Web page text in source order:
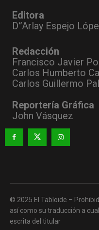
Editora
D”Arlay Espejo
Redacción
Francisco Javier
Carlos Humberto
Carlos Guillermo
Reportería Gráfica
John Vásquez
© 2025 El Tabloide –
así como su traducción a
escrita del titular